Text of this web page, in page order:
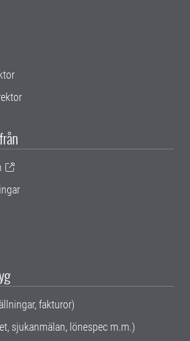
fakturor)
sjukanmälan, lönespec m.m.)